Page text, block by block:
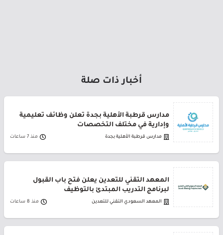
أخبار ذات صلة
مدارس قرطبة الأهلية بجدة تعلن وظائف تعليمية
وإدارية في مختلف التخصصات
مدارس قرطبة الأهلية بجدة منذ 7 ساعات
المعهد التقني للتعدين يعلن فتح باب القبول
لبرنامج التدريب المبتدئ بالتوظيف
المعهد السعودي التقني للتعدين منذ 8 ساعات